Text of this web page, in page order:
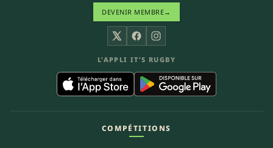
DEVENIR MEMBRE→
X FacebookInstagram
L’APPLI IT’S RUGBY
COMPÉTITIONS